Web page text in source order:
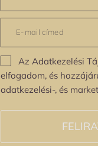
Az Adatkezelési
elfogadom, és
adatkezelési-, és